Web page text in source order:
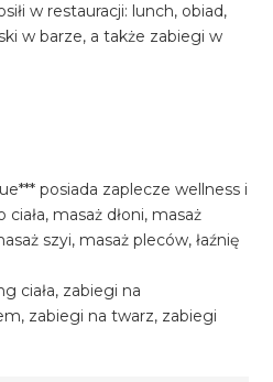
w restauracji: lunch, obiad,
w barze, a także zabiegi w
posiada zaplecze wellness i
masaż dłoni, masaż
szyi, masaż pleców, łaźnię
ciała, zabiegi na
zabiegi na twarz, zabiegi